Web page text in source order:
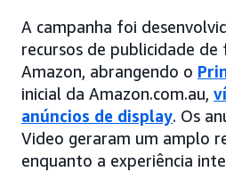
A campanha foi
recursos de publicidade
Amazon, abrangendo o
inicial da Amazon.com.au,
anúncios de display. Os
Video geraram um amplo
enquanto a experiência